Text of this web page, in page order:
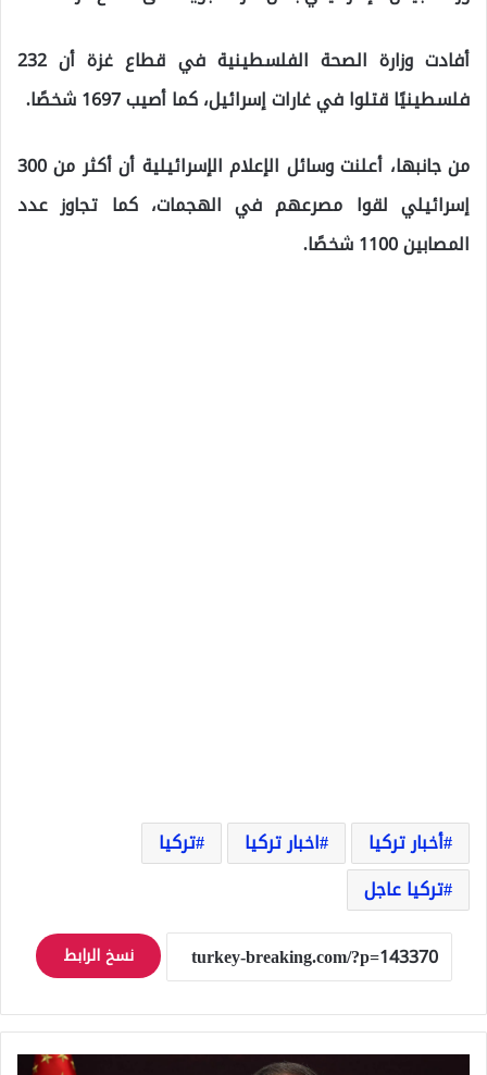
أفادت وزارة الصحة الفلسطينية في قطاع غزة أن 232
فلسطينيًا قتلوا في غارات إسرائيل، كما أصيب 1697 شخصًا.
من جانبها، أعلنت وسائل الإعلام الإسرائيلية أن أكثر من 300
إسرائيلي لقوا مصرعهم في الهجمات، كما تجاوز عدد
المصابين 1100 شخصًا.
أخبار تركيا اخبار تركيا
تركيا
تركيا عاجل
نسخ الرابط